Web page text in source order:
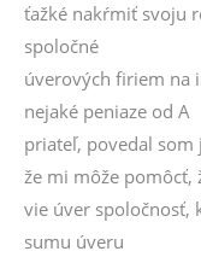
ťažké nakŕmiť svoju
spoločné
úverových firiem na
nejaké peniaze od A
priateľ, povedal som
že mi môže pomôcť,
vie úver spoločnosť,
sumu úveru